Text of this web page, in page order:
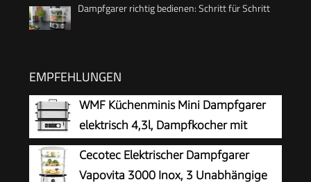
Dampfgarer richtig bedienen: Schritt für Schritt
EMPFEHLUNGEN
WMF Küchenminis Mini Dampfgarer
elektrisch 4,3l, Dampfkocher mit
Memory-Funktion, elektrische
Dampfgarer, Warmhaltefunktion,
Cecotec Elektrischer Dampfgarer
Vapovita 3000 Inox, 3 Unabhängige